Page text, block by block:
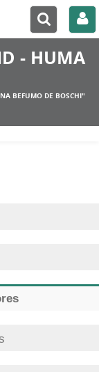
- HUMA
BEFUMO DE BOSCHI"